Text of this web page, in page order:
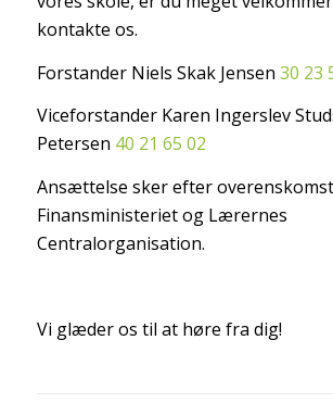
kontakte os.
Forstander Niels Skak Jensen 30 23
Viceforstander Karen Ingerslev
Petersen 40 21 65 02
Ansættelse sker efter
Finansministeriet og Lærernes
Centralorganisation.
Vi glæder os til at høre fra dig!